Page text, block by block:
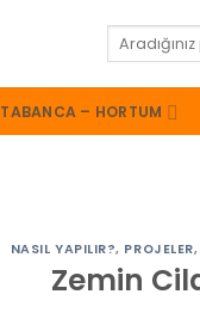
Ara:
TABANCA – HORTUM
NASIL YAPILIR?, PROJELER,
Zemin